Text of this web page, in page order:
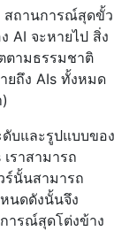
สถานการณ์สุดขั้ว
AI จะหายไป สิ่ง
ตามธรรมชาติ
ยถึง AIs ทั้งหมด
ดับและรูปแบบของ
ราสามารถ
ร์นั้นสามารถ
นดดังนั้นจึง
ารณ์สุดโต่งข้าง